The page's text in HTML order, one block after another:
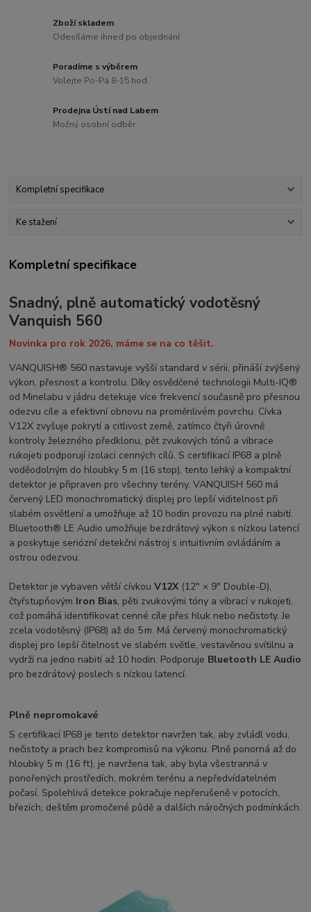
Zboží skladem
Odesíláme ihned po objednání
Poradíme s výběrem
Volejte Po-Pá 8-15 hod.
Prodejna Ústí nad Labem
Možný osobní odběr
Kompletní specifikace
Ke stažení
Kompletní specifikace
Snadný, plně automatický vodotěsný
Vanquish 560
Novinka pro rok 2026, máme se na co těšit.
VANQUISH® 560 nastavuje vyšší standard v sérii, přináší zvýšený
výkon, přesnost a kontrolu. Díky osvědčené technologii Multi-IQ®
od Minelabu v jádru detekuje více frekvencí současně pro přesnou
odezvu cíle a efektivní obnovu na proměnlivém povrchu. Cívka
V12X zvyšuje pokrytí a citlivost země, zatímco čtyři úrovně
kontroly železného předklonu, pět zvukových tónů a vibrace
rukojeti podporují izolaci cenných cílů. S certifikací IP68 a plně
voděodolným do hloubky 5 m (16 stop), tento lehký a kompaktní
detektor je připraven pro všechny terény. VANQUISH 560 má
červený LED monochromatický displej pro lepší viditelnost při
slabém osvětlení a umožňuje až 10 hodin provozu na plné nabití.
Bluetooth® LE Audio umožňuje bezdrátový výkon s nízkou latencí
a poskytuje seriózní detekční nástroj s intuitivním ovládáním a
ostrou odezvou.
Detektor je vybaven větší cívkouV12X (12″ × 9″ Double-D),
čtyřstupňovým Iron Bias, pěti zvukovými tóny a vibrací v rukojeti,
což pomáhá identifikovat cenné cíle přes hluk nebo nečistoty. Je
zcela vodotěsný (IP68) až do 5 m. Má červený monochromatický
displej pro lepší čitelnost ve slabém světle, vestavěnou svítilnu a
vydrží na jedno nabití až 10 hodin. Podporuje Bluetooth LE Audio
pro bezdrátový poslech s nízkou latencí.
Plně nepromokavé
S certifikací IP68 je tento detektor navržen tak, aby zvládl vodu,
nečistoty a prach bez kompromisů na výkonu. Plně ponorná až do
hloubky 5 m (16 ft), je navržena tak, aby byla všestranná v
ponořených prostředích, mokrém terénu a nepředvídatelném
počasí. Spolehlivá detekce pokračuje nepřerušeně v potocích,
březích, deštěm promočené půdě a dalších náročných podmínkách.